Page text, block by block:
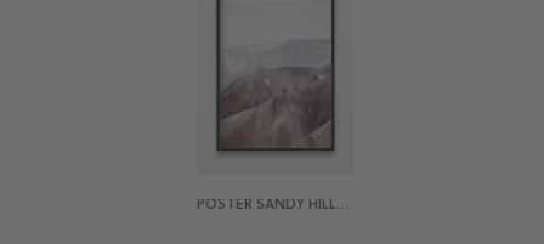
POSTER SANDY HILLS 2